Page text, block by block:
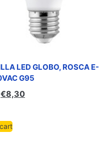
LED GLOBO, ROSCA E-
G95
€8,30